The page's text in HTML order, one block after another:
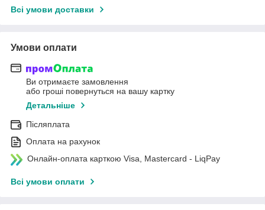
Всі умови доставки
Умови оплати
Ви отримаєте замовлення
або гроші повернуться на вашу картку
Детальніше
Післяплата
Оплата на рахунок
Онлайн-оплата карткою Visa, Mastercard - LiqPay
Всі умови оплати